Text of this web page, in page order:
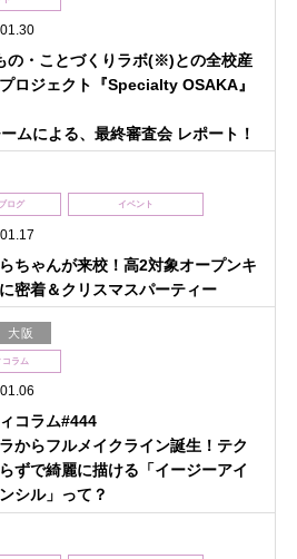
の・ことづくりラボ(※)との全校産
ロジェクト『Specialty OSAKA』
ムによる、最終審査会 レポート！
ログ イベント
ちゃんが来校！高2対象オープンキ
密着＆クリスマスパーティー
大阪
コラム
コラム#444
からフルメイクライン誕生！テク
ずで綺麗に描ける「イージーアイ
シル」って？